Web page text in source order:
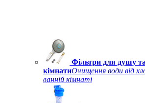
Фільтри для душу
кімнатиОчищення води від
ванній кімнаті